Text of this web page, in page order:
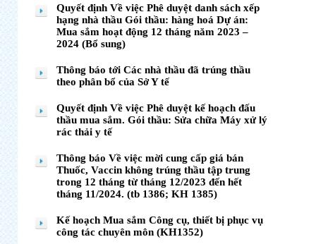
Quyết định Về việc Phê duyệt danh sách xếp
hạng nhà thầu Gói thầu: hàng hoá Dự án:
Mua sắm hoạt động 12 tháng năm 2023 –
2024 (Bổ sung)
Thông báo tới Các nhà thầu đã trúng thầu
theo phân bổ của Sở Y tế
Quyết định Về việc Phê duyệt kế hoạch đấu
thầu mua sắm. Gói thầu: Sửa chữa Máy xử lý
rác thải y tế
Thông báo Về việc mời cung cấp giá bán
Thuốc, Vaccin không trúng thầu tập trung
trong 12 tháng từ tháng 12/2023 đến hết
tháng 11/2024. (tb 1386; KH 1385)
Kế hoạch Mua sắm Công cụ, thiết bị phục vụ
công tác chuyên môn (KH1352)